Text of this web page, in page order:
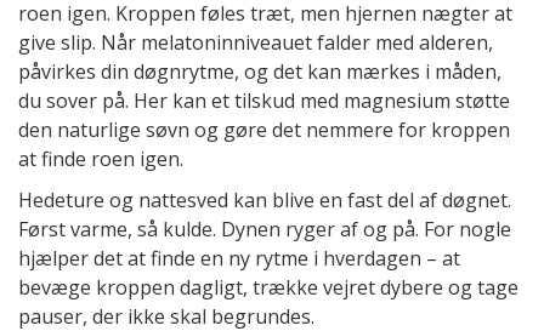
roen igen. Kroppen føles træt, men hjernen nægter at
give slip. Når melatoninniveauet falder med alderen,
påvirkes din døgnrytme, og det kan mærkes i måden,
du sover på. Her kan et tilskud med magnesium støtte
den naturlige søvn og gøre det nemmere for kroppen
at finde roen igen.
Hedeture og nattesved kan blive en fast del af døgnet.
Først varme, så kulde. Dynen ryger af og på. For nogle
hjælper det at finde en ny rytme i hverdagen – at
bevæge kroppen dagligt, trække vejret dybere og tage
pauser, der ikke skal begrundes.